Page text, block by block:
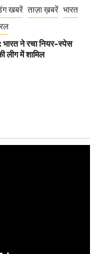
खबरें ताज़ा ख़बरें भारत
ने रचा नियर-स्पेस
लीग में शामिल